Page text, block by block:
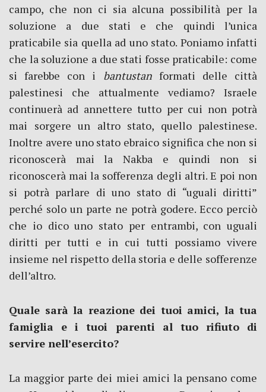
campo, che non ci sia alcuna possibilità per la
soluzione a due stati e che quindi l’unica
praticabile sia quella ad uno stato. Poniamo infatti
che la soluzione a due stati fosse praticabile: come
si farebbe con i bantustanformati delle città
palestinesi che attualmente vediamo? Israele
continuerà ad annettere tutto per cui non potrà
mai sorgere un altro stato, quello palestinese.
Inoltre avere uno stato ebraico significa che non si
riconoscerà mai la Nakba e quindi non si
riconoscerà mai la sofferenza degli altri. E poi non
si potrà parlare di uno stato di “uguali diritti”
perché solo un parte ne potrà godere. Ecco perciò
che io dico uno stato per entrambi, con uguali
diritti per tutti e in cui tutti possiamo vivere
insieme nel rispetto della storia e delle sofferenze
dell’altro.
Quale sarà la reazione dei tuoi amici, la tua
famiglia e i tuoi parenti al tuo rifiuto di
servire nell’esercito?
La maggior parte dei miei amici la pensano come